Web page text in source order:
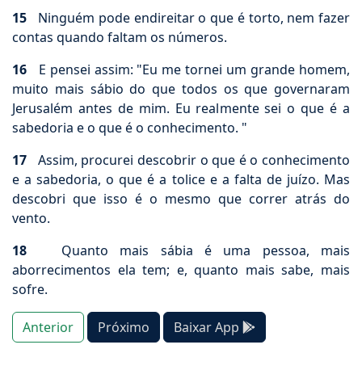
15 Ninguém pode endireitar o que é torto, nem fazer
contas quando faltam os números.
16 E pensei assim: "Eu me tornei um grande homem,
muito mais sábio do que todos os que governaram
Jerusalém antes de mim. Eu realmente sei o que é a
sabedoria e o que é o conhecimento. "
17 Assim, procurei descobrir o que é o conhecimento
e a sabedoria, o que é a tolice e a falta de juízo. Mas
descobri que isso é o mesmo que correr atrás do
vento.
18 Quanto mais sábia é uma pessoa, mais
aborrecimentos ela tem; e, quanto mais sabe, mais
sofre.
Anterior Próximo Baixar App